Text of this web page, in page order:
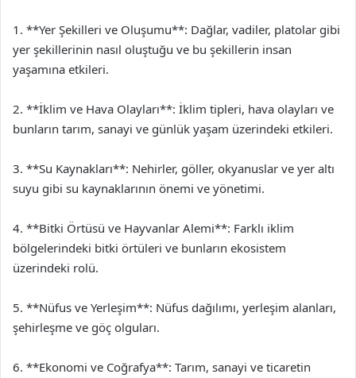
1. **Yer Şekilleri ve Oluşumu**: Dağlar, vadiler, platolar gibi
yer şekillerinin nasıl oluştuğu ve bu şekillerin insan
yaşamına etkileri.
2. **İklim ve Hava Olayları**: İklim tipleri, hava olayları ve
bunların tarım, sanayi ve günlük yaşam üzerindeki etkileri.
3. **Su Kaynakları**: Nehirler, göller, okyanuslar ve yer altı
suyu gibi su kaynaklarının önemi ve yönetimi.
4. **Bitki Örtüsü ve Hayvanlar Alemi**: Farklı iklim
bölgelerindeki bitki örtüleri ve bunların ekosistem
üzerindeki rolü.
5. **Nüfus ve Yerleşim**: Nüfus dağılımı, yerleşim alanları,
şehirleşme ve göç olguları.
6. **Ekonomi ve Coğrafya**: Tarım, sanayi ve ticaretin